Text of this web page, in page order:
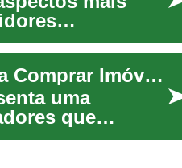
Casas Penhoradas: Guia Completo para Comprar Imóveis em Leilão
uma
que